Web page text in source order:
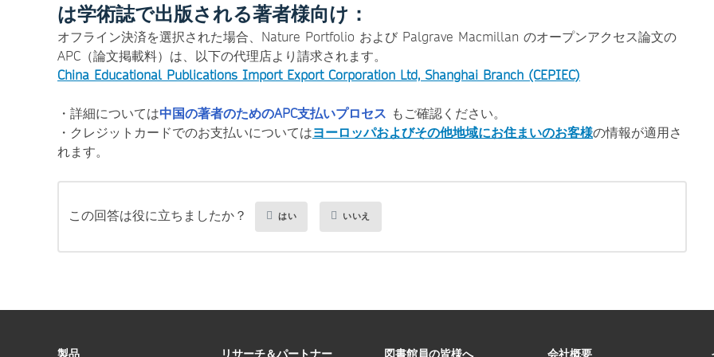
は学術誌で出版される著者様向け：
オフライン決済を選択された場合、Nature Portfolio および Palgrave Macmillan のオープンアクセス論文の
APC（論文掲載料）は、以下の代理店より請求されます。
China Educational Publications Import Export Corporation Ltd, Shanghai Branch (CEPIEC)
・詳細については中国の著者のためのAPC支払いプロセス もご確認ください。
・クレジットカードでのお支払いについてはヨーロッパおよびその他地域にお住まいのお客様の情報が適用さ
れます。
この回答は役に立ちましたか？ はい いいえ
製品 リサーチ＆パートナー 図書館員の皆様へ 会社概要